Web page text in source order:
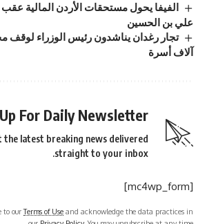
الفيفا يحول مستحقات الأردن المالية عقب
علي بن الحسين
آلاف أسرة
For Daily Newsletter
the latest breaking news delivered
straight to your inbox.
[mc4wp_form]
to ourTerms of Use and acknowledge the data practices in